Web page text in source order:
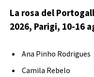
La rosa del
2026, Parigi, 10-16
Ana Pinho Rodrigues
Camila Rebelo